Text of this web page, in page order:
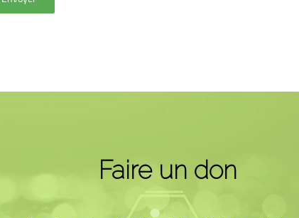
Faire un don